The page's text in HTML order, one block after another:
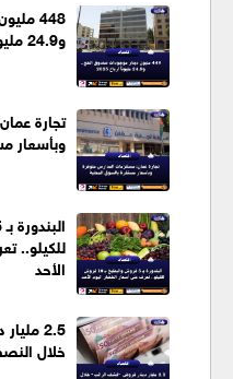
448
و24.9 مليوناً أرباح 2025
تجارة
وبأسعار
للكيلو..
الأحد
2.5
خلال